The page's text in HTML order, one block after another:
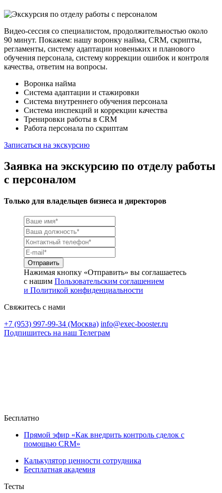
Видео-сессия со специалистом, продолжительностью около
90 минут. Покажем: нашу воронку найма, CRM, скрипты,
регламенты, систему адаптации новеньких и планового
обучения персонала, систему коррекции ошибок и контроля
качества, ответим на вопросы.
Воронка найма
Система адаптации и стажировки
Система внутреннего обучения персонала
Система инспекций и коррекции качества
Тренировки работы в CRM
Работа персонала по скриптам
Записаться на экскурсию
Заявка на экскурсию по отделу работы
с персоналом
Только для владельцев бизнеса и директоров
Нажимая кнопку «Отправить» вы соглашаетесь
с нашим Пользовательским соглашением
и Политикой конфиденциальности
Свяжитесь с нами
+7 (953) 997-99-34 (Москва) info@exec-booster.ru
Подпишитесь на наш Телеграм
Бесплатно
Прямой эфир «Как внедрить контроль сделок с
помощью CRM»
Калькулятор ценности сотрудника
Бесплатная академия
Тесты